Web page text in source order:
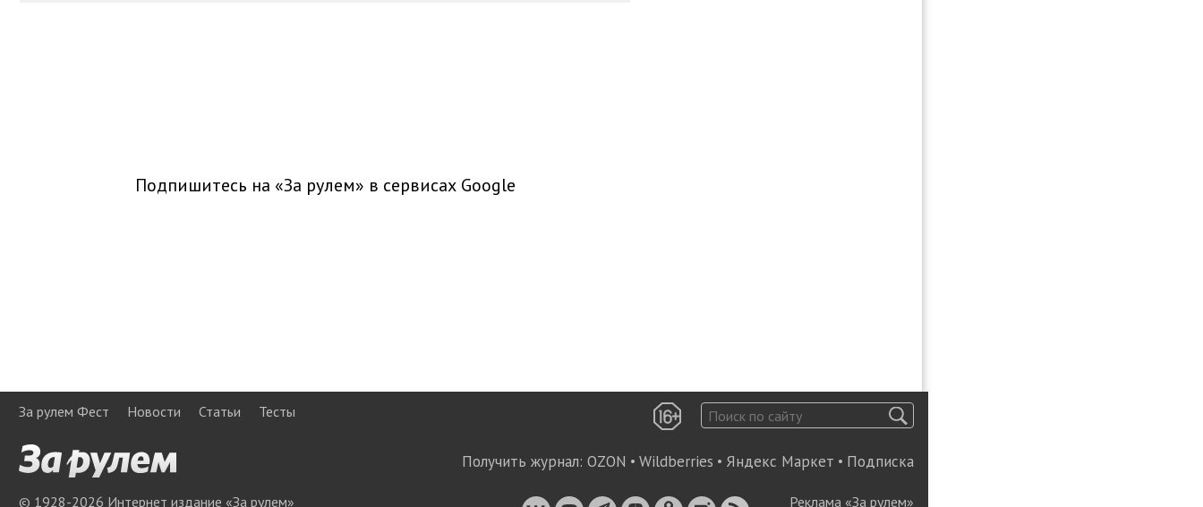
Подпишитесь на «За рулем» в сервисах Google
За рулем Фест Новости Статьи Тесты
Получить журнал: OZON • Wildberries • Яндекс Маркет • Подписка
© 1928-2026 Интернет издание «За рулем» Реклама «За рулем»